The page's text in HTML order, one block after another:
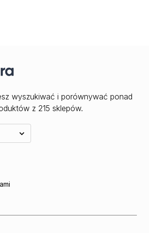
wyszukiwać i porównywać ponad
z 215 sklepów.